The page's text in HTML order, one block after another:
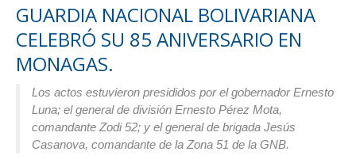
GUARDIA NACIONAL BOLIVARIANA
CELEBRÓ SU 85 ANIVERSARIO EN
MONAGAS.
Los actos estuvieron presididos por el gobernador Ernesto
Luna; el general de división Ernesto Pérez Mota,
comandante Zodi 52; y el general de brigada Jesús
Casanova, comandante de la Zona 51 de la GNB.